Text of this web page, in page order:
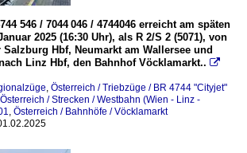
546 / 7044 046 / 4744046 erreicht am späten
2025 (16:30 Uhr), als R 2/S 2 (5071), von
Salzburg Hbf, Neumarkt am Wallersee und
Linz Hbf, den Bahnhof Vöcklamarkt.. 
, Österreich / Triebzüge / BR 4744 "Cityjet"
Österreich / Strecken / Westbahn (Wien - Linz -
, Österreich / Bahnhöfe / Vöcklamarkt